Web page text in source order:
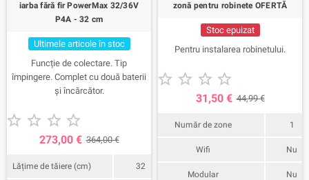
iarba fără fir PowerMax 32/36V
P4A - 32 cm
Ultimele articole în stoc
Funcție de colectare. Tip
împingere. Complet cu două baterii
și încărcător.
   
273,00 € 364,00 €
Lățime de tăiere (cm) 32
zonă pentru robinete OFERTĂ
Stoc epuizat
Pentru instalarea robinetului.
    
31,50 € 44,99 €
Număr de zone 1
Wifi Nu
Modular Nu